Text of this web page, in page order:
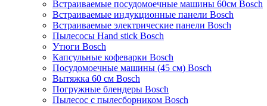
Встраиваемые посудомоечные машины 60см Bosch
Встраиваемые индукционные панели Bosch
Встраиваемые электрические панели Bosch
Пылесосы Hand stick Bosch
Утюги Bosch
Капсульные кофеварки Bosch
Посудомоечные машины (45 см) Bosch
Вытяжка 60 см Bosch
Погружные блендеры Bosch
Пылесос с пылесборником Bosch